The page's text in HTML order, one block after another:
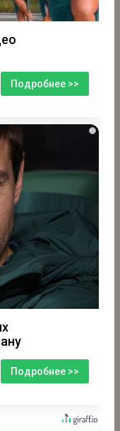
Подробнее >>
i
Подробнее >>